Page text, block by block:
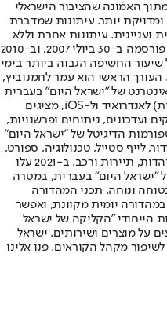
האמונה שהציבור הישראלי
ומדויקת יותר. עיתונות שמדברת
ועניינית. עיתונות אחרת וללא
תשלום. המהדורה המודפסת הראשונה פורסמה ב-30 ביולי 2007, וב-2010
שיעור החשיפה הגבוה ביותר בימי
העורך הראשי הוא עמר לחמנוביץ,
של "ישראל היום" בעברית
ובאנגלית, כמו כן היישומונים (אפליקציות) לאנדרואיד ול-iOS, מציגים
ועדכונים, ניתוחים ופרשנויות,
הדיגיטל של "ישראל היום"
לייף סטייל, טכנולוגיה, ספורט,
כלכלה וצרכנות, בריאות, חיילים, אוכל, יהדות, תיירות ורכב. ב-2021 עלו
"ישראל היום" בעברית, במטרה
ונוחה. תכני המהדורה
יומית מקוונת, ואפשר
הייחודי "הקליקה של ישראל
על מוצרים ושירותים. ישראל
מקהל הקוראים. פנו אלינו